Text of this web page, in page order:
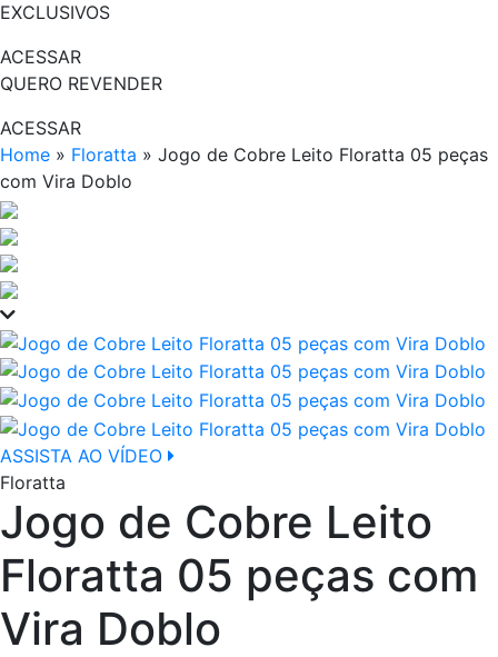
EXCLUSIVOS
ACESSAR
QUERO REVENDER
ACESSAR
Home » Floratta » Jogo de Cobre Leito Floratta 05 peças
com Vira Doblo
ASSISTA AO VÍDEO
Floratta
Jogo de Cobre Leito
Floratta 05 peças com
Vira Doblo